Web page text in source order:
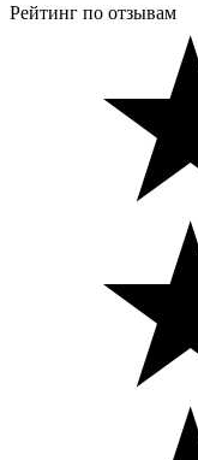
Рейтинг по отзывам